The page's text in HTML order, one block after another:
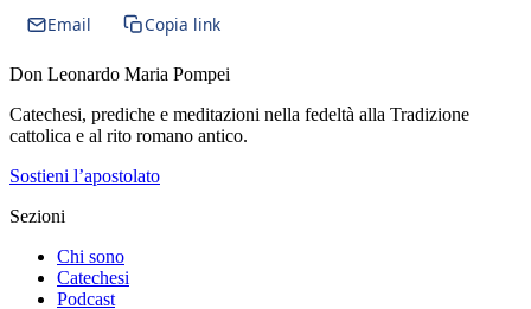
Email
Copia link
Don Leonardo Maria Pompei
Catechesi, prediche e meditazioni nella fedeltà alla Tradizione
cattolica e al rito romano antico.
Sostieni l’apostolato
Sezioni
Chi sono
Catechesi
Podcast